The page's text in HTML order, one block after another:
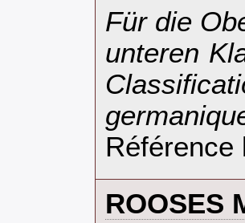
‎Für die
unteren
Référence
‎ROOSES